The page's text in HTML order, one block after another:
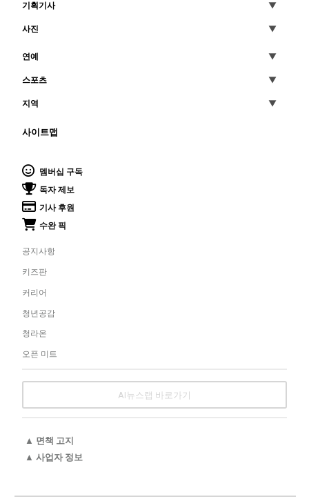
기획기사
사진
연예
스포츠
지역
사이트맵
멤버십 구독
독자 제보
기사 후원
수완 픽
공지사항
키즈판
커리어
청년공감
청라온
오픈 미트
AI뉴스랩 바로가기
▲ 면책 고지
▲ 사업자 정보